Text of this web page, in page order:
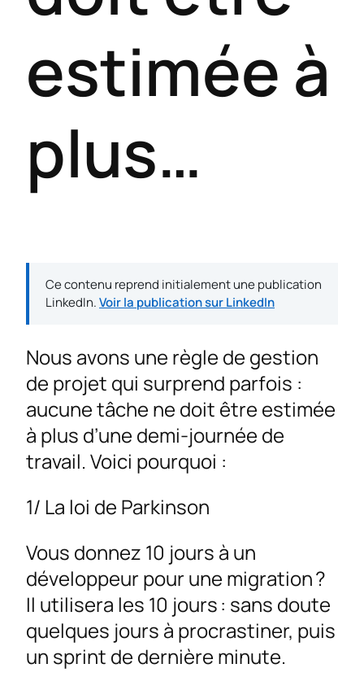
estimée à
plus…
Ce contenu reprend initialement une publication
LinkedIn.Voir la publication sur LinkedIn
Nous avons une règle de gestion
de projet qui surprend parfois :
aucune tâche ne doit être estimée
à plus d’une demi-journée de
travail. Voici pourquoi :
1/ La loi de Parkinson
Vous donnez 10 jours à un
développeur pour une migration ?
Il utilisera les 10 jours : sans doute
quelques jours à procrastiner, puis
un sprint de dernière minute.